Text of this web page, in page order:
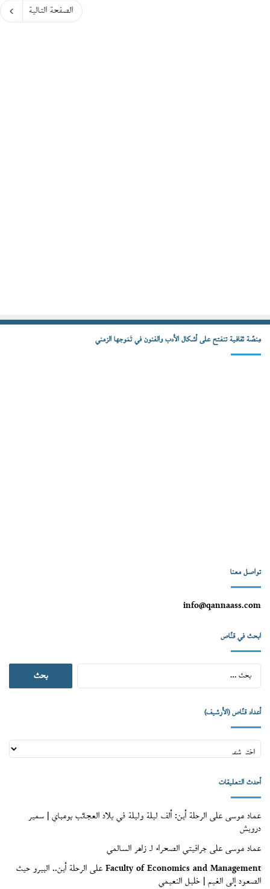
الصفحة التالية
مِنصّة ثقافية تنفتح على أشكال الأدب والفنون في تَمَوجها الزمني
تواصل معنا
info@qannaass.com
ابحث في قنّاص
البحث
عن:
أعداد قنّاص (الأرشيف)
أعداد
قنّاص
أحدث التعليقات
عماد موسىعلىالرحلة أين: ألف ليلة وليلة في بلاد العجائب بومباي | سمير
درويش
عماد موسىعلىجرافيتي الصحراء لـ زاهر السالمي
Faculty of Economics and Managementعلىالرحلة أين.. البيرو حيث
الصعود إلى الغيم | خليل النعيمي